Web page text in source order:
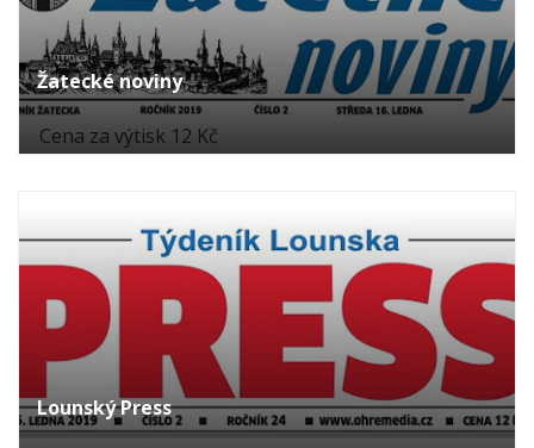
Žatecké noviny
Cena za výtisk 12 Kč
Lounský Press